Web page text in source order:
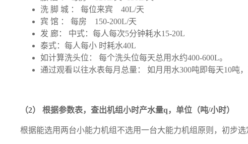
洗 脚 城 ： 每位来宾 40L/天
宾 馆 ： 每房 150-200L/天
发 廊： 中式：每人每次5分钟耗水15-20L
泰式：每人每小 时耗水40L
如计算洗头位： 每个洗头位每天总用水约400-600L。
通过观看以往水表每月总量： 如月用水300吨即每天10吨
（2） 根据参数表，查出机组小时产水量q，单位（吨/小时）
根据能选用两台小能力机组不选用一台大能力机组原则，初步